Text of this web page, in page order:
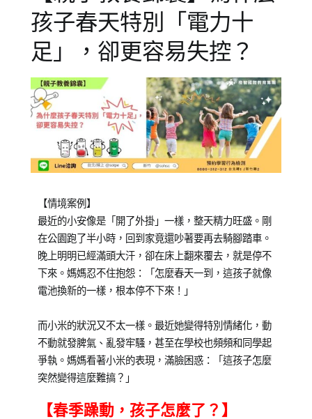
孩子春天特別「電力十
足」，卻更容易失控？
Posted
on
2025-
03-
14
Posted
欄
【親
子
養
錦
囊】
【情境案例】
最近的小安像是「開了外掛」一樣，整天精力旺盛。剛
在公園跑了半小時，回到家竟還吵著要再去騎腳踏車。
晚上明明已經滿頭大汗，卻在床上翻來覆去，就是停不
下來。媽媽忍不住抱怨：「怎麼春天一到，這孩子就像
電池換新的一樣，根本停不下來！」
而小米的狀況又不太一樣。最近她變得特別情緒化，動
不動就發脾氣、亂發牢騷，甚至在學校也頻頻和同學起
爭執。媽媽看著小米的表現，滿臉困惑：「這孩子怎麼
突然變得這麼難搞？」
【春季躁動，孩子怎麼了？】